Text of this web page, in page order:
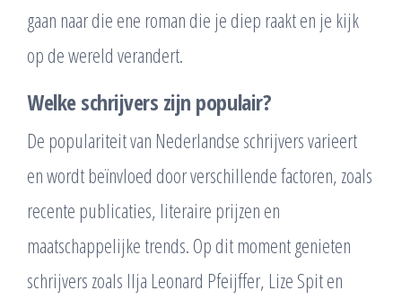
gaan naar die ene roman die je diep raakt en je kijk
op de wereld verandert.
Welke schrijvers zijn populair?
De populariteit van Nederlandse schrijvers varieert
en wordt beïnvloed door verschillende factoren, zoals
recente publicaties, literaire prijzen en
maatschappelijke trends. Op dit moment genieten
schrijvers zoals Ilja Leonard Pfeijffer, Lize Spit en